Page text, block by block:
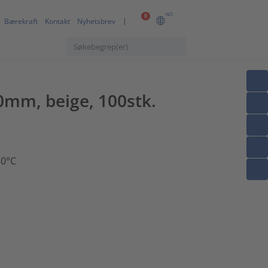
0 NO
Bærekraft Kontakt Nyhetsbrev
beige, 100stk.